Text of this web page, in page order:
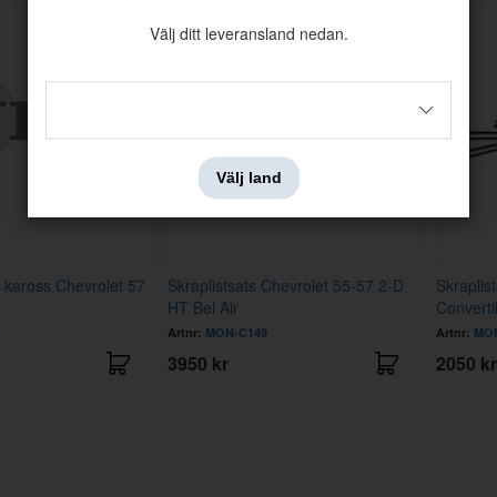
Chevrolet 57
Skraplistsats Chevrolet 55-57 2-D
HT Bel Air
Artnr: MON-C149
3950 kr
Artnr:
2050 kr
Välj ditt leveransland nedan.
Välj land